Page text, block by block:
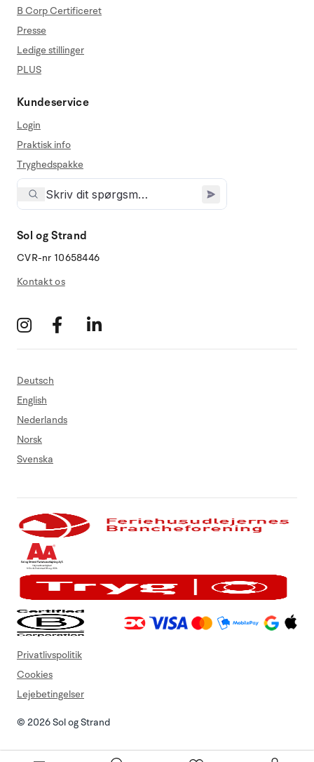
B Corp Certificeret
Presse
Ledige stillinger
PLUS
Kundeservice
Login
Praktisk info
Tryghedspakke
Sol og Strand
CVR-nr 10658446
Kontakt os
Deutsch
English
Nederlands
Norsk
Svenska
© 2026 Sol og Strand
Privatlivspolitik
Cookies
Lejebetingelser